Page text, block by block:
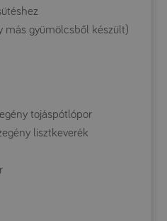
más gyümölcsből készült)
tojáspótlópor
lisztkeverék